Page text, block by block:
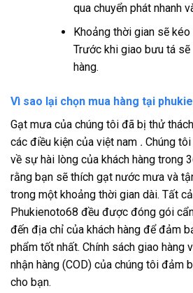
qua chuyển phát nhanh
Khoảng thời gian sẽ
Trước khi giao bưu tá
hàng.
Vì sao lại chọn mua hàng tại
Gạt mưa của chúng tôi đã bị thử
các điều kiện của việt nam . Chúng
về sự hài lòng của khách hàng trong
rằng bạn sẽ thích gạt nước mưa và
trong một khoảng thời gian dài. Tất
Phukienoto68 đều được đóng gói
đến địa chỉ của khách hàng để đảm
phẩm tốt nhất. Chính sách giao hàng
nhận hàng (COD) của chúng tôi đảm
cho bạn.